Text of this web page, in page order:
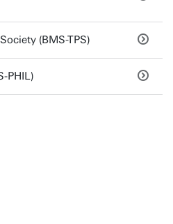
(BMS-TPS)
PHIL)